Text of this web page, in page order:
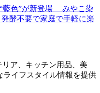
藍色”が新登場 みやこ染
酵不要で家庭で手軽に楽
ア、キッチン用品、美
イフスタイル情報を提供